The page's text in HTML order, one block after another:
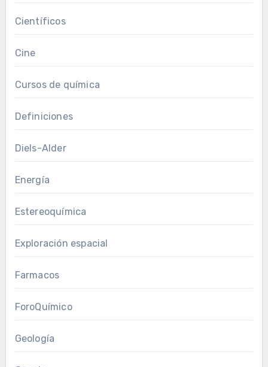
Científicos
Cine
Cursos de química
Definiciones
Diels-Alder
Energía
Estereoquímica
Exploración espacial
Farmacos
ForoQuímico
Geología